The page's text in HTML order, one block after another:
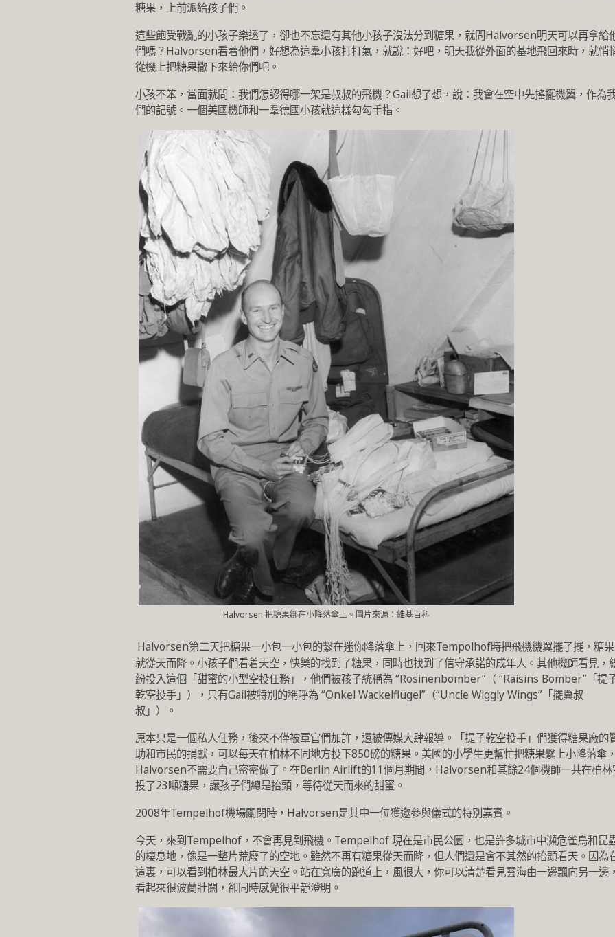
糖果，上前派給孩子們。
這些飽受戰亂的小孩子樂透了，卻也不忘還有其他小孩子沒法分到糖果，就問Halvorsen明天可以再拿給
們嗎？Halvorsen看着他們，好想為這羣小孩打打氣，就說：好吧，明天我從外面的基地飛回來時，就悄
從機上把糖果撒下來給你們吧。
小孩不笨，當面就問：我們怎認得哪一架是叔叔的飛機？Gail想了想，說：我會在空中先搖擺機翼，作為
們的記號。一個美國機師和一羣德國小孩就這樣勾勾手指。
Halvorsen 把糖果綁在小降落傘上。圖片來源：維基百科
Halvorsen第二天把糖果一小包一小包的繫在迷你降落傘上，回來Tempolhof時把飛機機翼擺了擺，糖果
就從天而降。小孩子們看着天空，快樂的找到了糖果，同時也找到了信守承諾的成年人。其他機師看見，
紛投入這個「甜蜜的小型空投任務」，他們被孩子統稱為 “Rosinenbomber”（ “Raisins Bomber”「提
乾空投手」），只有Gail被特別的稱呼為 “Onkel Wackelflügel”（“Uncle Wiggly Wings”「擺翼叔
叔」）。
原本只是一個私人任務，後來不僅被軍官們加許，還被傳媒大肆報導。「提子乾空投手」們獲得糖果廠的
助和市民的捐獻，可以每天在柏林不同地方投下850磅的糖果。美國的小學生更幫忙把糖果繫上小降落傘，
Halvorsen不需要自己密密做了。在Berlin Airlift的11個月期間，Halvorsen和其餘24個機師一共在柏林
投了23噸糖果，讓孩子們總是抬頭，等待從天而來的甜蜜。
2008年Tempelhof機場關閉時，Halvorsen是其中一位獲邀參與儀式的特別嘉賓。
今天，來到Tempelhof，不會再見到飛機。Tempelhof 現在是市民公園，也是許多城市中瀕危雀鳥和昆
的棲息地，像是一整片荒廢了的空地。雖然不再有糖果從天而降，但人們還是會不其然的抬頭看天。因為
這裏，可以看到柏林最大片的天空。站在寬廣的跑道上，風很大，你可以清楚看見雲海由一邊飄向另一邊，
看起來很波蘭壯闊，卻同時感覺很平靜澄明。